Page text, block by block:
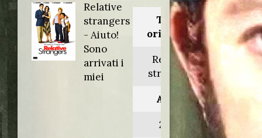
Relative
strangers
- Aiuto!
Sono
arrivati i
miei
Titolo
originale:
Relative
strangers
Anno:
2006